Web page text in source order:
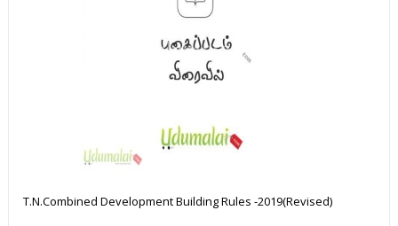
T.N.Combined Development Building Rules -2019(Revised)